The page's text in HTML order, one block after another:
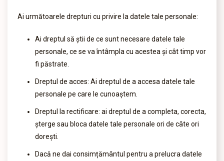
Ai următoarele drepturi cu privire la datele tale personale:
Ai dreptul să știi de ce sunt necesare datele tale
personale, ce se va întâmpla cu acestea și cât timp vor
fi păstrate.
Dreptul de acces: Ai dreptul de a accesa datele tale
personale pe care le cunoaștem.
Dreptul la rectificare: ai dreptul de a completa, corecta,
șterge sau bloca datele tale personale ori de câte ori
dorești.
Dacă ne dai consimțământul pentru a prelucra datele